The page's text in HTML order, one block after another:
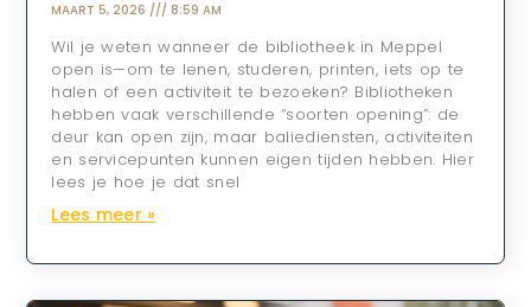
MAART 5, 2026 8:59 AM
Wil je weten wanneer de bibliotheek in Meppel
open is—om te lenen, studeren, printen, iets op te
halen of een activiteit te bezoeken? Bibliotheken
hebben vaak verschillende “soorten opening”: de
deur kan open zijn, maar baliediensten, activiteiten
en servicepunten kunnen eigen tijden hebben. Hier
lees je hoe je dat snel
Lees meer »